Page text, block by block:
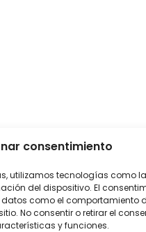
consentimiento
utilizamos tecnologías como
del dispositivo. El
como el comportamiento
No consentir o retirar el
y funciones.